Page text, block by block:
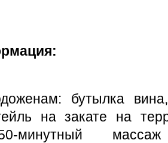
бутылка
на закате на
минутный